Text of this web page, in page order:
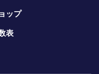
ップ
表